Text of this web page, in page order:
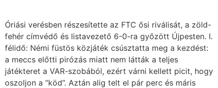
Óriási verésben részesítette az FTC ősi riválisát, a zöld-
fehér címvédő és listavezető 6-0-ra győzött Újpesten. I.
félidő: Némi füstös közjáték csúsztatta meg a kezdést:
a meccs előtti pirózás miatt nem látták a teljes
játékteret a VAR-szobából, ezért várni kellett picit, hogy
oszoljon a “köd”. Aztán alig telt el pár perc és máris